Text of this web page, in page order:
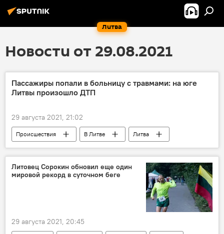
Литва
Новости от 29.08.2021
Пассажиры попали в больницу с травмами: на юге
Литвы произошло ДТП
29 августа 2021, 21:02
Происшествия В Литве
Литва
ДТП
Литовец Сорокин обновил еще один
мировой рекорд в суточном беге
29 августа 2021, 20:45